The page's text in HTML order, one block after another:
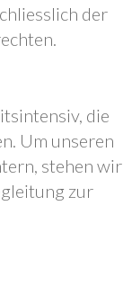
der
die
Um unseren
stehen wir
zur